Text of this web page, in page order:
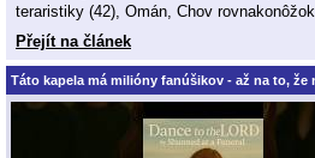
teraristiky (42), Omán, Chov
Přejít na článek
Táto kapela má milióny fanúšikov - až na to, že